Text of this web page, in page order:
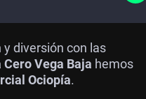
diversión con las
Cero Vega Baja hemos
Ociopía.